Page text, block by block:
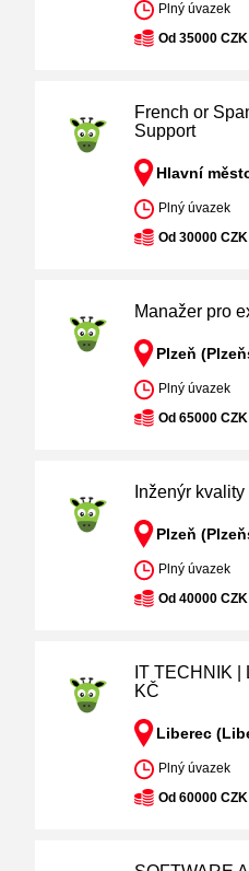
Plný úvazek
Od 35000
French or
Support
Hlavní
Plný úvazek
Od 30000
Manažer pro
Plzeň
Plný úvazek
Od 65000
Inženýr
Plzeň
Plný úvazek
Od 40000
IT TECHNIK |
KČ
Liberec
Plný úvazek
Od 60000